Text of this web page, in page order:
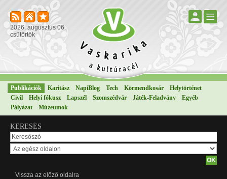
2026. augusztus 06.
csütörtök
Publikációk Karitász NapiBlog Tech Körmendkosár
Helytörténet
Civil
Helyi fókusz Lapszél Szomszédvár Játék-Feladvány
Egyéb
Pályázat
Múzeumok
KERESÉS
Vissza az előző oldalra